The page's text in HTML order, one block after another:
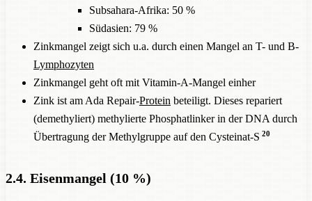
Subsahara-Afrika: 50 %
Südasien: 79 %
Zinkmangel zeigt sich u.a. durch einen Mangel an T- und B-
Lymphozyten
Zinkmangel geht oft mit Vitamin-A-Mangel einher
Zink ist am Ada Repair-Protein beteiligt. Dieses repariert
(demethyliert) methylierte Phosphatlinker in der DNA durch
Übertragung der Methylgruppe auf den Cysteinat-S 20
2.4. Eisenmangel (10 %)